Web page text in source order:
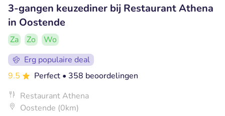
3-gangen keuzediner bij Restaurant Athena
in Oostende
Za Zo
Wo
Erg populaire deal
9.5
Perfect • 358 beoordelingen
Restaurant Athena
Oostende (0km)